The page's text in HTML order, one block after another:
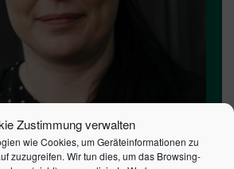
Zustimmung verwalten
wie Cookies, um Geräteinformationen zu
zuzugreifen. Wir tun dies, um das Browsing-